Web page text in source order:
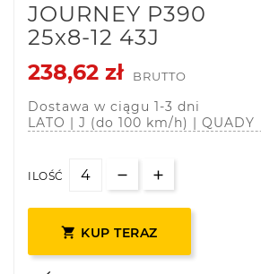
JOURNEY P390
25x8-12 43J
238,62 zł
BRUTTO
Dostawa w ciągu 1-3 dni
LATO | J (do 100 km/h) | QUADY
ILOŚĆ
 KUP TERAZ